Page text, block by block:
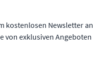
kostenlosen Newsletter an
von exklusiven Angeboten